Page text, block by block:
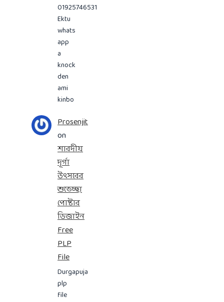
01925746531
Ektu
whats
app
a
knock
den
ami
kinbo
Prosenjit
on
শারদীয়
দূর্গা
উৎসবের
শুভেচ্ছা
পোষ্টার
ডিজাইন
Free
PLP
File
Durgapuja
plp
file